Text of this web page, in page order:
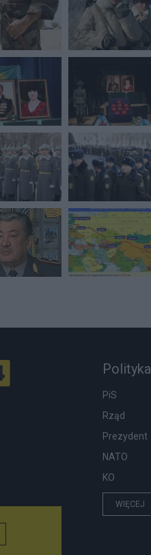
Polityka
PiS
Rząd
Prezydent
NATO
KO
WIĘCEJ